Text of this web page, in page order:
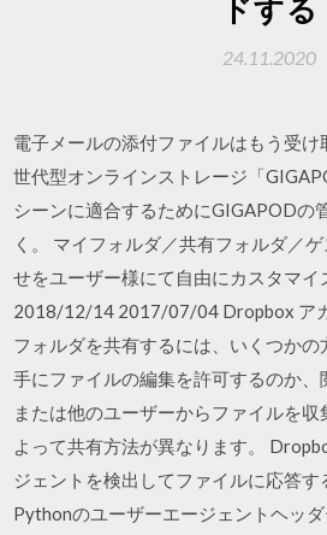
ドする
24.11.2020
電子メールの添付ファイルはもう受
世代型オンラインストレージ「
シーンに適合するためにGIGAPODの
く。 マイフォルダ／共有フォルダ／
せをユーザー様にて自由にカスタマ
2018/12/14 2017/07/04 Dropbox ア
フォルダを共有するには、いくつか
手にファイルの編集を許可するのか、
または他のユーザーからファイルを
よって共有方法が異なります。
ジェントを検出してファイルに応答す
Pythonのユーザーエージェントヘッ